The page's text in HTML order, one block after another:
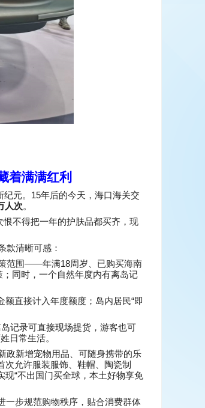
着满满红利
元。 15年后的今天，海口海关交
人次。
恨不得把一年的护肤品都买齐，现
款清晰可感：
范围——年满18周岁、已购买海南
同时，一个自然年度内有离岛记
额直接计入年度额度；岛内居民“即
记录可直接现场提货，游客也可
日常生活。
政新增宠物用品、可随身携带的乐
允许服装服饰、鞋帽、陶瓷制
现“不出国门买全球，本土好物享免
一步规范购物秩序，贴合消费群体